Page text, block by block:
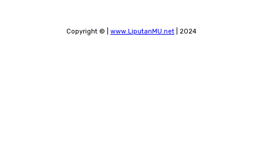
Copyright © | www.LiputanMU.net | 2024